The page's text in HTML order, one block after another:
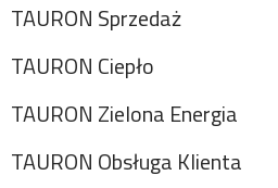
TAURON Sprzedaż
TAURON Ciepło
TAURON Zielona Energia
TAURON Obsługa Klienta